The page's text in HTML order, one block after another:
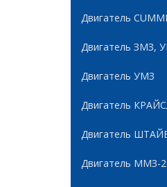
Двигатель
Двигатель ЗМЗ,
Двигатель УМЗ
Двигатель
Двигатель
Двигатель ММЗ-